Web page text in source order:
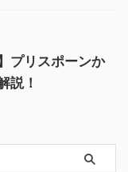
プリスポーンか
説！